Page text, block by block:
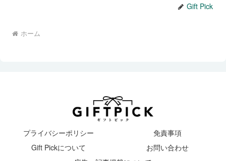
Gift Pick
ホーム
プライバシーポリシー
免責事項
Gift Pickについて
お問い合わせ